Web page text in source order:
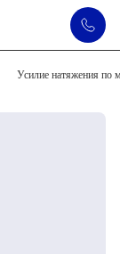
Усилие натяжения по